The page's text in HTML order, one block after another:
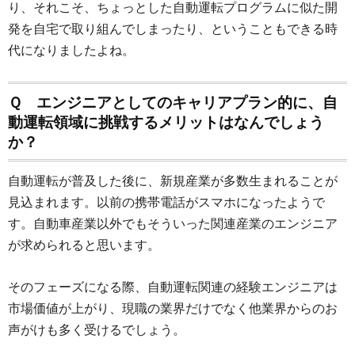
り、それこそ、ちょっとした自動運転プログラムに似た開
発を自宅で取り組んでしまったり、ということもできる時
代になりましたよね。
Ｑ エンジニアとしてのキャリアプラン的に、自
動運転領域に挑戦するメリットはなんでしょう
か？
自動運転が普及した後に、新規産業が多数生まれることが
見込まれます。以前の携帯電話がスマホになったようで
す。自動車産業以外でもそういった関連産業のエンジニア
が求められると思います。
そのフェーズになる際、自動運転関連の経験エンジニアは
市場価値が上がり、現職の業界だけでなく他業界からのお
声がけも多く受けるでしょう。